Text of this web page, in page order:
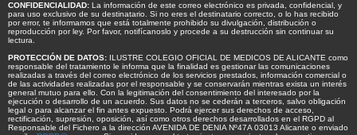
CONFIDENCIALIDAD: La información de este correo electrónico es privada, confidencial, y
para uso exclusivo de su destinatario. Si no eres el destinatario correcto, o lo has recibido
por error, te informamos que está totalmente prohibido su divulgación, distribución o
reproducción por ley. Por favor, notifícanoslo y procede a su destrucción sin continuar su
lectura.
PROTECCIÓN DE DATOS: ILUSTRE COLEGIO OFICIAL DE MEDICOS DE ALICANTE como
responsable del tratamiento le informa que la finalidad es gestionar las comunicaciones
realizadas a través del correo electrónico de los servicios prestados, información comercial o
de las actividades realizadas por el responsable y se conservarán mientras exista un interés
general mutuo para ello. Con la legitimación del consentimiento del interesado por la
ejecución o desarrollo de un acuerdo. Sus datos no se cederán a terceros, salvo obligación
legal o para alcanzar el fin antes expuesto. Podrá ejercer sus derechos de acceso,
rectificación, supresión, oposición, así como otros derechos desarrollados en el RGPD al
Responsable del Fichero a la dirección AVENIDA DE DENIA Nº47A 03013 Alicante o enviado